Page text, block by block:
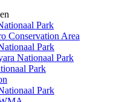
Park
Conservation Area
Park
Nationaal Park
Park
Park